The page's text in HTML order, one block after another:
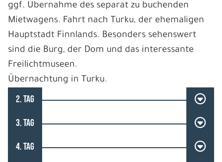
ggf. Übernahme des separat zu buchenden
Mietwagens. Fahrt nach Turku, der ehemaligen
Hauptstadt Finnlands. Besonders sehenswert
sind die Burg, der Dom und das interessante
Freilichtmuseen.
Übernachtung in Turku.
2. TAG
3. TAG
4. TAG